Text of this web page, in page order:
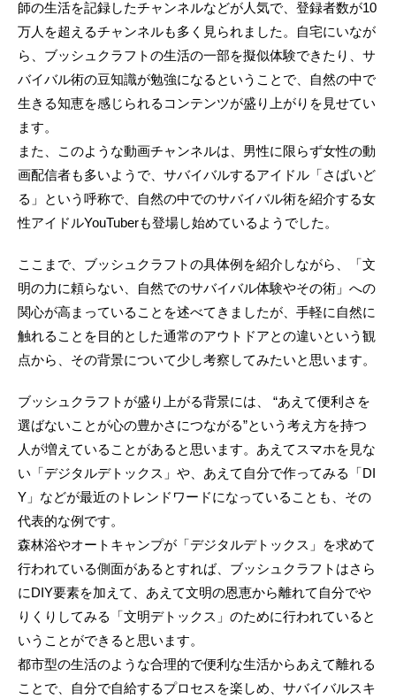
師の生活を記録したチャンネルなどが人気で、登録者数が10
万人を超えるチャンネルも多く見られました。自宅にいなが
ら、ブッシュクラフトの生活の一部を擬似体験できたり、サ
バイバル術の豆知識が勉強になるということで、自然の中で
生きる知恵を感じられるコンテンツが盛り上がりを見せてい
ます。
また、このような動画チャンネルは、男性に限らず女性の動
画配信者も多いようで、サバイバルするアイドル「さばいど
る」という呼称で、自然の中でのサバイバル術を紹介する女
性アイドルYouTuberも登場し始めているようでした。
ここまで、ブッシュクラフトの具体例を紹介しながら、「文
明の力に頼らない、自然でのサバイバル体験やその術」への
関心が高まっていることを述べてきましたが、手軽に自然に
触れることを目的とした通常のアウトドアとの違いという観
点から、その背景について少し考察してみたいと思います。
ブッシュクラフトが盛り上がる背景には、 “あえて便利さを
選ばないことが心の豊かさにつながる”という考え方を持つ
人が増えていることがあると思います。あえてスマホを見な
い「デジタルデトックス」や、あえて自分で作ってみる「DI
Y」などが最近のトレンドワードになっていることも、その
代表的な例です。
森林浴やオートキャンプが「デジタルデトックス」を求めて
行われている側面があるとすれば、ブッシュクラフトはさら
にDIY要素を加えて、あえて文明の恩恵から離れて自分でや
りくりしてみる「文明デトックス」のために行われていると
いうことができると思います。
都市型の生活のような合理的で便利な生活からあえて離れる
ことで、自分で自給するプロセスを楽しめ、サバイバルスキ